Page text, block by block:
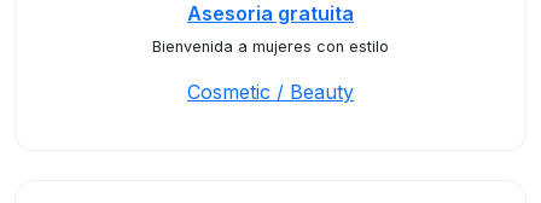
Asesoria gratuita
Bienvenida a mujeres con estilo
Cosmetic / Beauty